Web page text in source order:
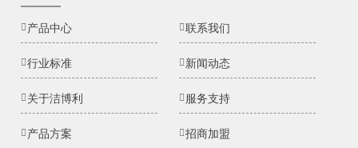
产品中心 联系我们
行业标准 新闻动态
关于洁博利 服务支持
产品方案 招商加盟